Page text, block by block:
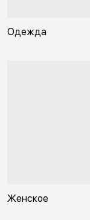
Одежда
Женское